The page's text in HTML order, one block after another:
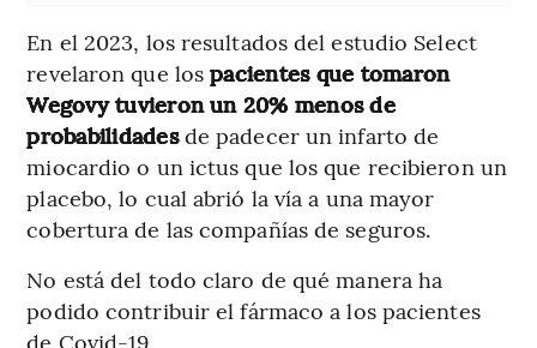
En el 2023, los resultados del estudio Select
revelaron que lospacientes que tomaron
Wegovy tuvieron un 20% menos de
probabilidadesde padecer un infarto de
miocardio o un ictus que los que recibieron un
placebo, lo cual abrió la vía a una mayor
cobertura de las compañías de seguros.
No está del todo claro de qué manera ha
podido contribuir el fármaco a los pacientes
de Covid-19.